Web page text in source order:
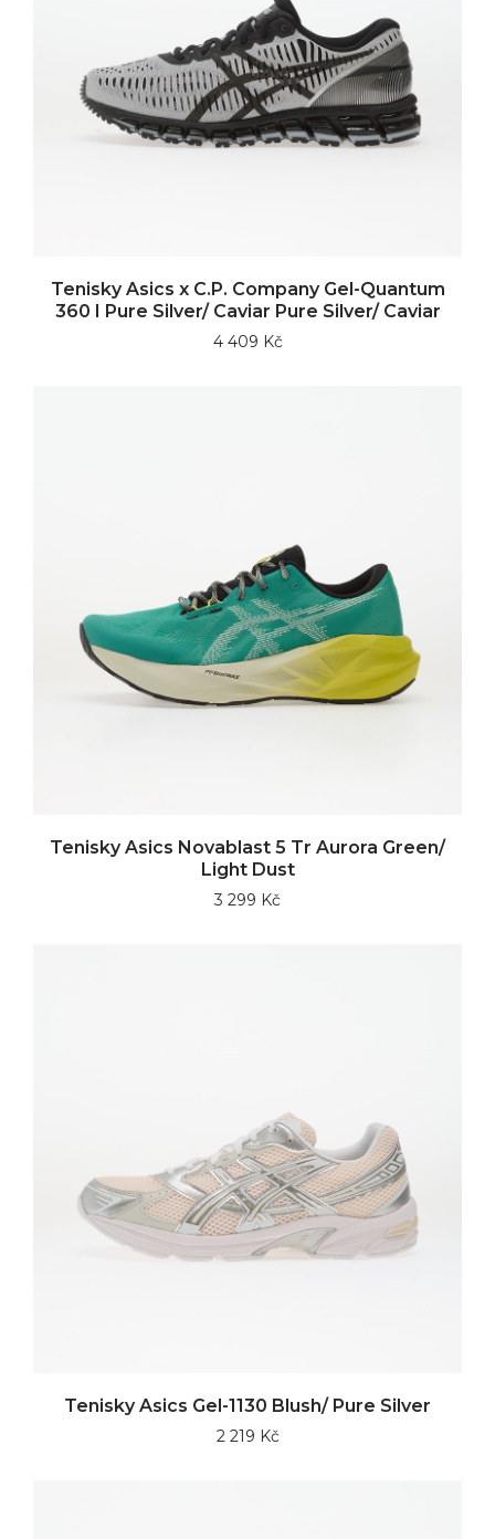
Tenisky Asics x C.P. Company Gel-Quantum
360 I Pure Silver/ Caviar Pure Silver/ Caviar
4 409 Kč
Tenisky Asics Novablast 5 Tr Aurora Green/
Light Dust
3 299 Kč
Tenisky Asics Gel-1130 Blush/ Pure Silver
2 219 Kč